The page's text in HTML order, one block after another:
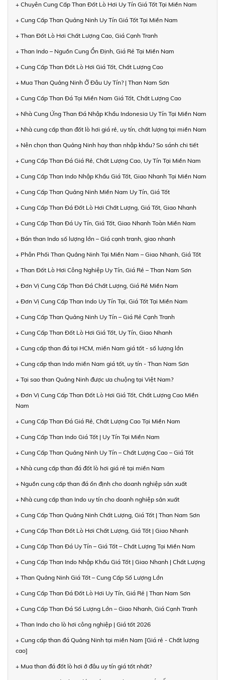
+ Chuyên Cung Cấp Than Đốt Lò Hơi Uy Tín Giá Tốt Tại Miền Nam
+ Cung Cấp Than Quảng Ninh Uy Tín Giá Tốt Tại Miền Nam
+ Than Đốt Lò Hơi Chất Lượng Cao, Giá Cạnh Tranh
+ Than Indo – Nguồn Cung Ổn Định, Giá Rẻ Tại Miền Nam
+ Cung Cấp Than Đốt Lò Hơi Giá Tốt, Chất Lượng Cao
+ Mua Than Quảng Ninh Ở Đâu Uy Tín? | Than Nam Sơn
+ Cung Cấp Than Đá Tại Miền Nam Giá Tốt, Chất Lượng Cao
+ Nhà Cung Ứng Than Đá Nhập Khẩu Indonesia Uy Tín Tại Miền Nam
+ Nhà cung cấp than đốt lò hơi giá rẻ, uy tín, chất lượng tại miền Nam
+ Nên chọn than Quảng Ninh hay than nhập khẩu? So sánh chi tiết
+ Cung Cấp Than Đá Giá Rẻ, Chất Lượng Cao, Uy Tín Tại Miền Nam
+ Cung Cấp Than Indo Nhập Khẩu Giá Tốt, Giao Nhanh Tại Miền Nam
+ Cung Cấp Than Quảng Ninh Miền Nam Uy Tín, Giá Tốt
+ Cung Cấp Than Đá Đốt Lò Hơi Chất Lượng, Giá Tốt, Giao Nhanh
+ Cung Cấp Than Đá Uy Tín, Giá Tốt, Giao Nhanh Toàn Miền Nam
+ Bán than Indo số lượng lớn – Giá cạnh tranh, giao nhanh
+ Phân Phối Than Quảng Ninh Tại Miền Nam – Giao Nhanh, Giá Tốt
+ Than Đốt Lò Hơi Công Nghiệp Uy Tín, Giá Rẻ – Than Nam Sơn
+ Đơn Vị Cung Cấp Than Đá Chất Lượng, Giá Rẻ Miền Nam
+ Đơn Vị Cung Cấp Than Indo Uy Tín Tại, Giá Tốt Tại Miền Nam
+ Cung Cấp Than Quảng Ninh Uy Tín – Giá Rẻ Cạnh Tranh
+ Cung Cấp Than Đốt Lò Hơi Giá Tốt, Uy Tín, Giao Nhanh
+ Cung cấp than đá tại HCM, miền Nam giá tốt - số lượng lớn
+ Cung cấp than Indo miền Nam giá tốt, uy tín - Than Nam Sơn
+ Tại sao than Quảng Ninh được ưa chuộng tại Việt Nam?
+ Đơn Vị Cung Cấp Than Đốt Lò Hơi Giá Tốt, Chất Lượng Cao Miền
Nam
+ Cung Cấp Than Đá Giá Rẻ, Chất Lượng Cao Tại Miền Nam
+ Cung Cấp Than Indo Giá Tốt | Uy Tín Tại Miền Nam
+ Cung Cấp Than Quảng Ninh Uy Tín – Chất Lượng Cao – Giá Tốt
+ Nhà cung cấp than đá đốt lò hơi giá rẻ tại miền Nam
+ Nguồn cung cấp than đá ổn định cho doanh nghiệp sản xuất
+ Nhà cung cấp than Indo uy tín cho doanh nghiệp sản xuất
+ Cung Cấp Than Quảng Ninh Chất Lượng, Giá Tốt | Than Nam Sơn
+ Cung Cấp Than Đốt Lò Hơi Chất Lượng, Giá Tốt | Giao Nhanh
+ Cung Cấp Than Đá Uy Tín – Giá Tốt – Chất Lượng Tại Miền Nam
+ Cung Cấp Than Indo Nhập Khẩu Giá Tốt | Giao Nhanh | Chất Lượng
+ Than Quảng Ninh Giá Tốt – Cung Cấp Số Lượng Lớn
+ Cung Cấp Than Đá Đốt Lò Hơi Uy Tín, Giá Rẻ | Than Nam Sơn
+ Cung Cấp Than Đá Số Lượng Lớn – Giao Nhanh, Giá Cạnh Tranh
+ Than Indo cho lò hơi công nghiệp | Giá tốt 2026
+ Cung cấp than đá Quảng Ninh tại miền Nam [Giá rẻ - Chất lượng
cao]
+ Mua than đá đốt lò hơi ở đâu uy tín giá tốt nhất?